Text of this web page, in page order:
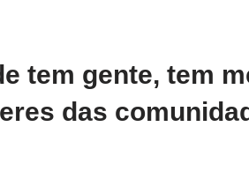
tem gente, tem
das